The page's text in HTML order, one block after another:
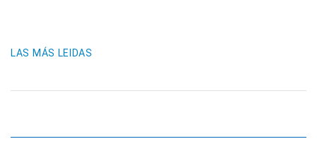
LAS MÁS LEIDAS